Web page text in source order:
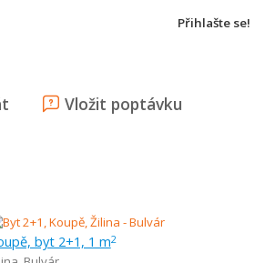
Přihlašte se!
Vložit poptávku
byt 2+1, 1 m2